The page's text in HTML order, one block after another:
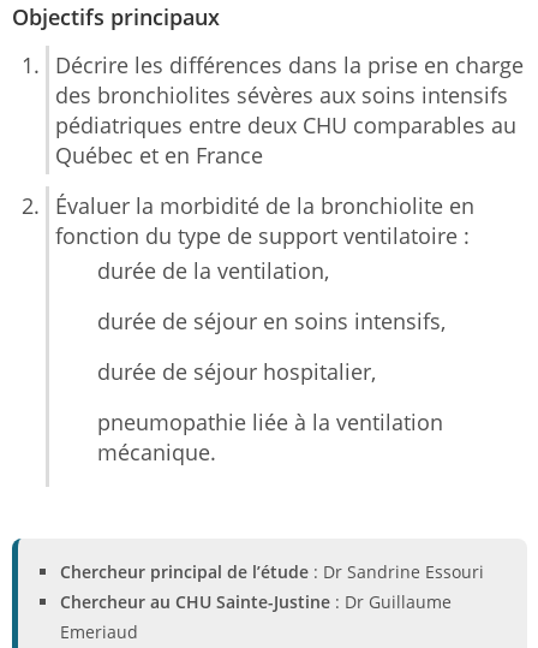
Objectifs principaux
Décrire les différences dans la prise en charge
des bronchiolites sévères aux soins intensifs
pédiatriques entre deux CHU comparables au
Québec et en France
Évaluer la morbidité de la bronchiolite en
fonction du type de support ventilatoire :
durée de la ventilation,
durée de séjour en soins intensifs,
durée de séjour hospitalier,
pneumopathie liée à la ventilation
mécanique.
Chercheur principal de l’étude : Dr Sandrine Essouri
Chercheur au CHU Sainte-Justine : Dr Guillaume
Emeriaud